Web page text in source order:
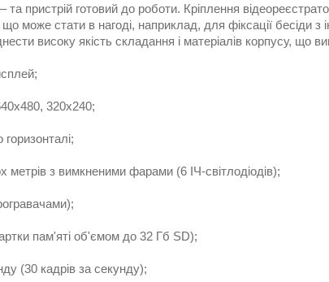
пристрій готовий до роботи. Кріплення
може стати в нагоді, наприклад, для фіксації бесіди з
високу якість складання і матеріалів корпусу, що
320x240;
горизонталі;
метрів з вимкненими фарами (6 ІЧ-світлодіодів);
пам'яті об'ємом до 32 Гб SD);
(30 кадрів за секунду);